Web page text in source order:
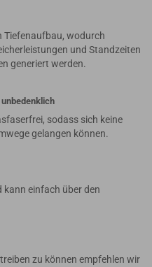
Tiefenaufbau, wodurch
und Standzeiten
generiert werden.
sodass sich keine
gelangen können.
kann einfach über den
zu können empfehlen wir